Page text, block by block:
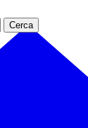
Cerca